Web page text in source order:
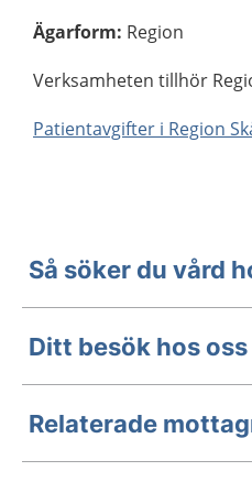
Ägarform: Region
Verksamheten tillhör
Patientavgifter i Region
Så söker du vård
Ditt besök hos oss
Relaterade